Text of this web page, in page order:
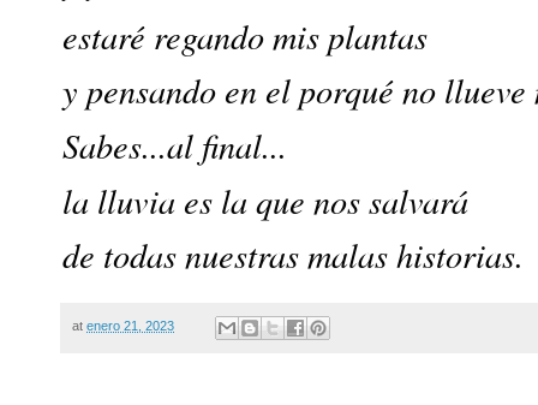
estaré regando mis plantas
y pensando en el porqué no llueve
Sabes...al final...
la lluvia es la que nos salvará
de todas nuestras malas historias.
at enero 21, 2023